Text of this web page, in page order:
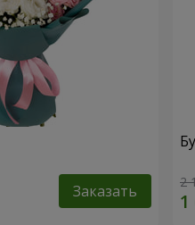
Заказать 2